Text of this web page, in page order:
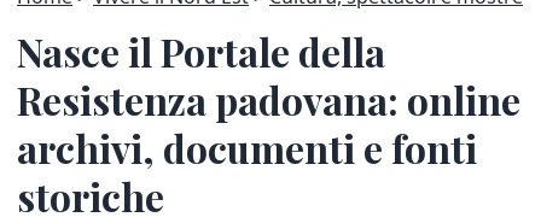
Nasce il Portale della
Resistenza padovana: online
archivi, documenti e fonti
storiche